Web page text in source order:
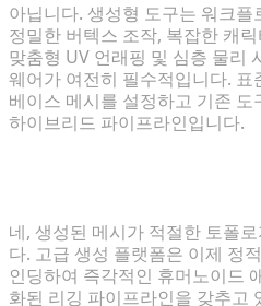
아닙니다. 생성형 도구는 워크
정밀한 버텍스 조작, 복잡한 캐
맞춤형 UV 언래핑 및 심층 물리
웨어가 여전히 필수적입니다.
베이스 메시를 설정하고 기존
하이브리드 파이프라인입니다.
네, 생성된 메시가 적절한 토폴
다. 고급 생성 플랫폼은 이제 정
인딩하여 즉각적인 휴머노이드
화된 리깅 파이프라인을 갖추고